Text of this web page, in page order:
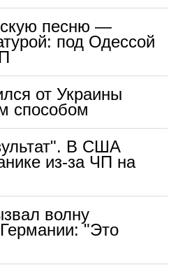
песню —
под Одессой
от Украины
способом
В США
из-за ЧП на
волну
"Это